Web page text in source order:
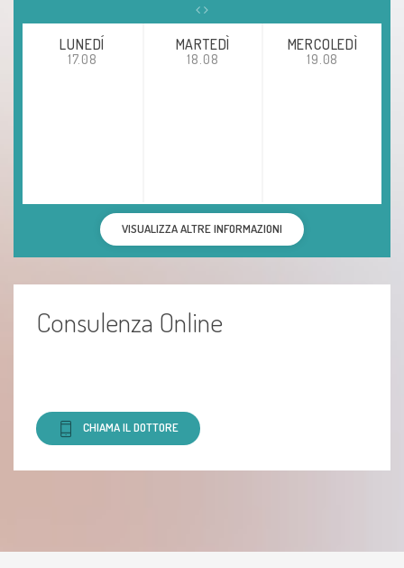
LUNEDÍ
17.08
MARTEDÌ
18.08
MERCOLEDÌ
19.08
VISUALIZZA ALTRE INFORMAZIONI
Consulenza Online
CHIAMA IL DOTTORE